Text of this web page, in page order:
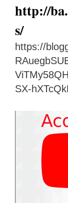
http://
s/
https://
SX-